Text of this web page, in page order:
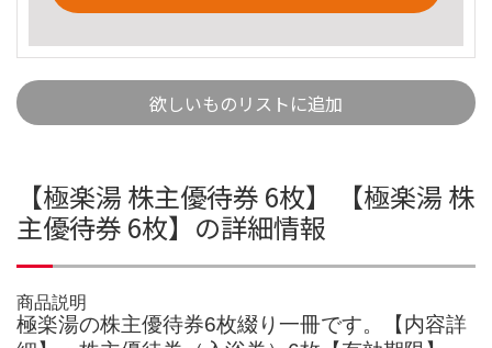
欲しいものリストに追加
【極楽湯 株主優待券 6枚】 【極楽湯 株
主優待券 6枚】の詳細情報
商品説明
極楽湯の株主優待券6枚綴り一冊です。【内容詳